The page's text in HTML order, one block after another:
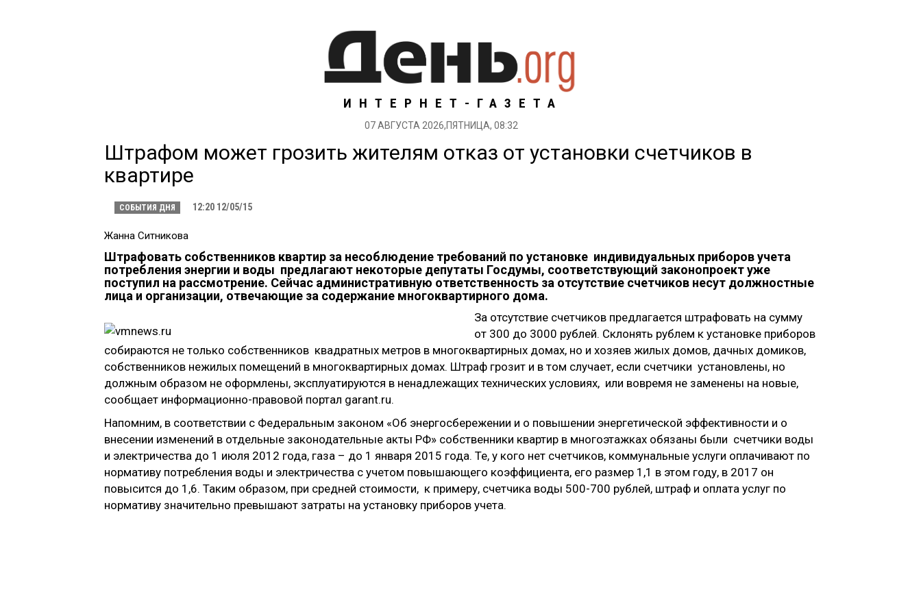
ИНТЕРНЕТ-ГАЗЕТА
07 АВГУСТА 2026,ПЯТНИЦА, 08:32
Штрафом может грозить жителям отказ от установки счетчиков в
квартире
СОБЫТИЯ ДНЯ 12:20 12/05/15
Жанна Ситникова
Штрафовать собственников квартир за несоблюдение требований по установке индивидуальных приборов учета
потребления энергии и воды предлагают некоторые депутаты Госдумы, соответствующий законопроект уже
поступил на рассмотрение. Сейчас административную ответственность за отсутствие счетчиков несут должностные
лица и организации, отвечающие за содержание многоквартирного дома.
За отсутствие счетчиков предлагается штрафовать на сумму
от 300 до 3000 рублей. Склонять рублем к установке приборов
собираются не только собственников квадратных метров в многоквартирных домах, но и хозяев жилых домов, дачных домиков,
собственников нежилых помещений в многоквартирных домах. Штраф грозит и в том случает, если счетчики установлены, но
должным образом не оформлены, эксплуатируются в ненадлежащих технических условиях, или вовремя не заменены на новые,
сообщает информационно-правовой портал garant.ru.
Напомним, в соответствии с Федеральным законом «Об энергосбережении и о повышении энергетической эффективности и о
внесении изменений в отдельные законодательные акты РФ» собственники квартир в многоэтажках обязаны были счетчики воды
и электричества до 1 июля 2012 года, газа – до 1 января 2015 года. Те, у кого нет счетчиков, коммунальные услуги оплачивают по
нормативу потребления воды и электричества с учетом повышающего коэффициента, его размер 1,1 в этом году, в 2017 он
повысится до 1,6. Таким образом, при средней стоимости, к примеру, счетчика воды 500-700 рублей, штраф и оплата услуг по
нормативу значительно превышают затраты на установку приборов учета.